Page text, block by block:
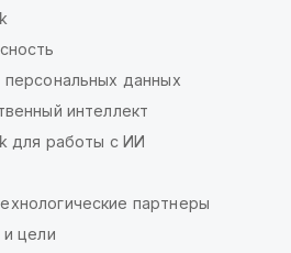
данных
интеллект
для работы с ИИ
партнеры
цели